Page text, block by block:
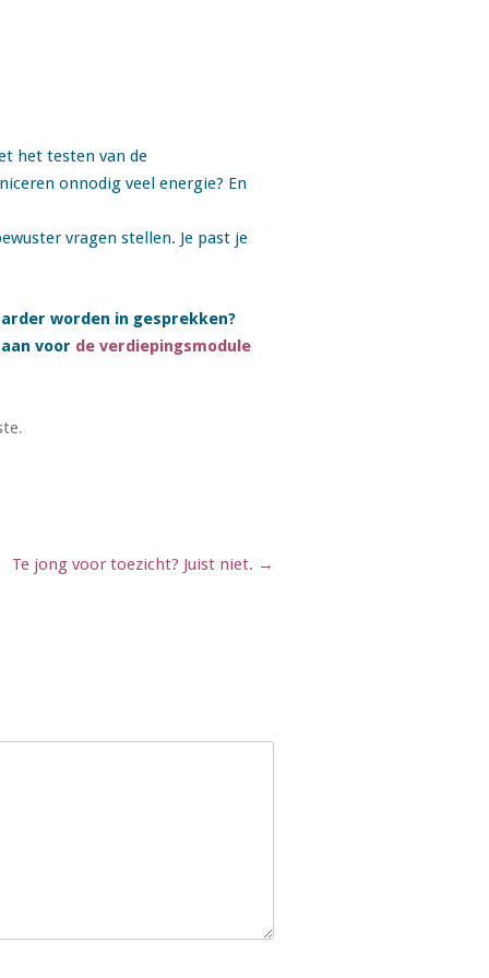
het testen van de
onnodig veel energie? En
vragen stellen. Je past je
worden in gesprekken?
voor de verdiepingsmodule
.
Te jong voor toezicht? Juist niet. →